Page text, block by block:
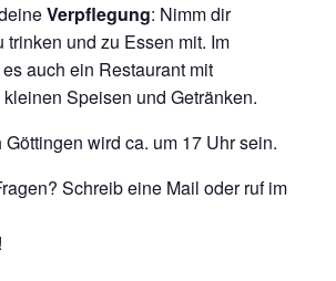
Verpflegung: Nimm dir
trinken und zu Essen mit. Im
auch ein Restaurant mit
Speisen und Getränken.
wird ca. um 17 Uhr sein.
Schreib eine Mail oder ruf im